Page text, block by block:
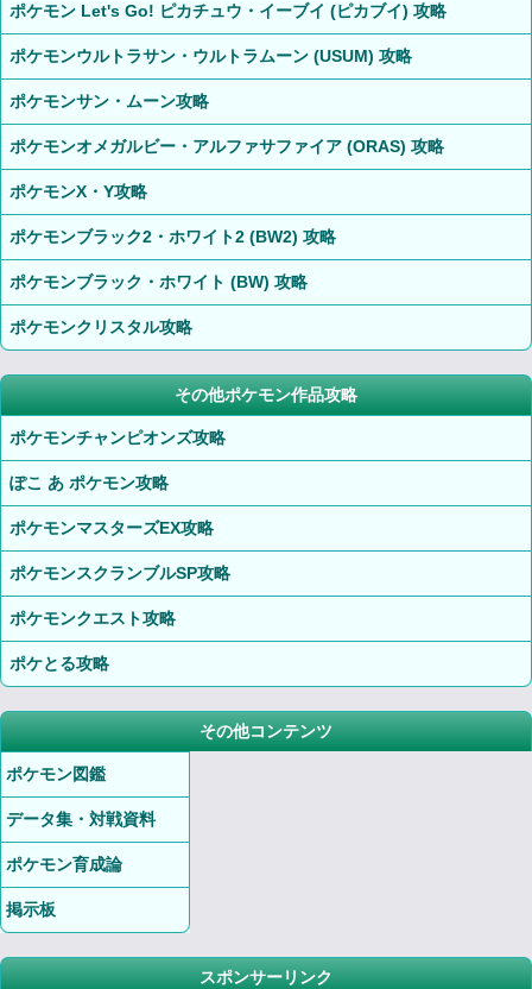
ポケモン Let's Go! ピカチュウ・イーブイ (ピカブイ) 攻略
ポケモンウルトラサン・ウルトラムーン (USUM) 攻略
ポケモンサン・ムーン攻略
ポケモンオメガルビー・アルファサファイア (ORAS) 攻略
ポケモンX・Y攻略
ポケモンブラック2・ホワイト2 (BW2) 攻略
ポケモンブラック・ホワイト (BW) 攻略
ポケモンクリスタル攻略
その他ポケモン作品攻略
ポケモンチャンピオンズ攻略
ぽこ あ ポケモン攻略
ポケモンマスターズEX攻略
ポケモンスクランブルSP攻略
ポケモンクエスト攻略
ポケとる攻略
その他コンテンツ
ポケモン図鑑
データ集・対戦資料
ポケモン育成論
掲示板
スポンサーリンク